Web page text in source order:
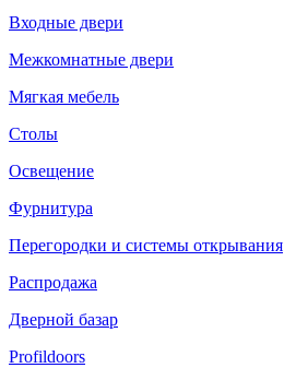
Входные двери
Межкомнатные двери
Мягкая мебель
Столы
Освещение
Фурнитура
Перегородки и системы открывания
Распродажа
Дверной базар
Profildoors